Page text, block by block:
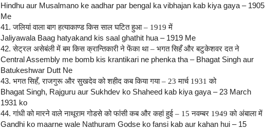
Hindhu aur Musalmano ke aadhar par bengal ka vibhajan kab kiya gaya – 1905
Me
41.जलियां वाला बाग हत्याकाण्ड किस साल घटित हुआ – 1919 में
Jaliyawala Baag hatyakand kis saal ghathit hua – 1919 Me
42.सेट्रल असेबंली में बम किस क्रान्तिकारी ने फेंका था – भगत सिहँ और बटुकेशवर दत ने
Central Assembly me bomb kis krantikari ne phenka tha – Bhagat Singh aur
Batukeshwar Dutt Ne
43. भगत सिहँ, राजगुरू और सुखदेव को शहीद कब किया गया – 23 मार्च 1931 को
Bhagat Singh, Rajguru aur Sukhdev ko Shaheed kab kiya gaya – 23 March
1931 ko
44.गांधी को मारने वाले नाथूराम गोडसे को फांसी कब और कहां हुई – 15 नवम्बर 1949 को अंबाला में
Gandhi ko maarne wale Nathuram Godse ko fansi kab aur kahan hui – 15